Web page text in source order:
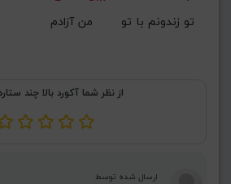
تو زندونم با تو       من آزادم
از نظر شما آکورد بالا چند
ارسال شده توسط